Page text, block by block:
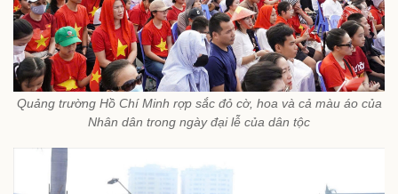
Quảng trường Hồ Chí Minh rợp sắc đỏ cờ, hoa và cả màu áo của
Nhân dân trong ngày đại lễ của dân tộc